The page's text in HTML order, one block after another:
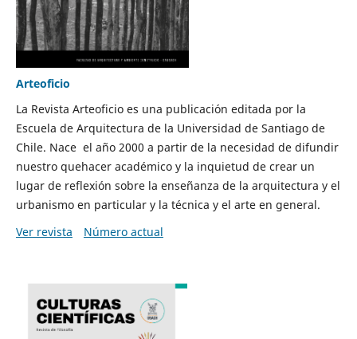
Arteoficio
La Revista Arteoficio es una publicación editada por la
Escuela de Arquitectura de la Universidad de Santiago de
Chile. Nace el año 2000 a partir de la necesidad de difundir
nuestro quehacer académico y la inquietud de crear un
lugar de reflexión sobre la enseñanza de la arquitectura y el
urbanismo en particular y la técnica y el arte en general.
Ver revista
Número actual